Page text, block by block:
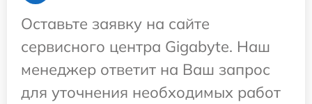
Оставьте заявку на сайте
сервисного центра Gigabyte. Наш
менеджер ответит на Ваш запрос
для уточнения необходимых работ